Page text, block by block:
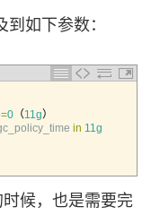
如下参数：
=0 （11g）
in 11g
候，也是需要完